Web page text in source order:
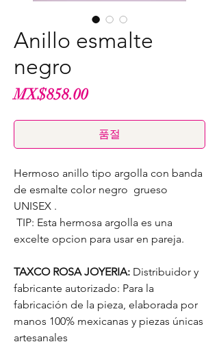
Anillo esmalte
negro
MX$858.00가
품절
Hermoso anillo tipo argolla con banda
de esmalte color negro grueso
UNISEX .
TIP: Esta hermosa argolla es una
excelte opcion para usar en pareja.
TAXCO ROSA JOYERIA: Distribuidor y
fabricante autorizado: Para la
fabricación de la pieza, elaborada por
manos 100% mexicanas y piezas únicas
artesanales